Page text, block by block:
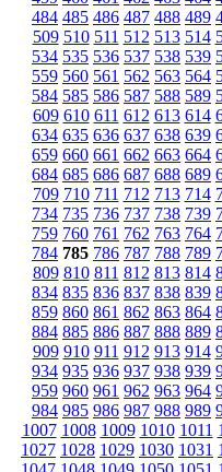
484 485 486 487 488 489
509 510 511 512 513 514
534 535 536 537 538 539
559 560 561 562 563 564
584 585 586 587 588 589
609 610 611 612 613 614
634 635 636 637 638 639
659 660 661 662 663 664
684 685 686 687 688 689
709 710 711 712 713 714
734 735 736 737 738 739
759 760 761 762 763 764
784 785 786 787 788 789
809 810 811 812 813 814
834 835 836 837 838 839
859 860 861 862 863 864
884 885 886 887 888 889
909 910 911 912 913 914
934 935 936 937 938 939
959 960 961 962 963 964
984 985 986 987 988 989
1007 1008 1009 1010 1011
1027 1028 1029 1030 1031